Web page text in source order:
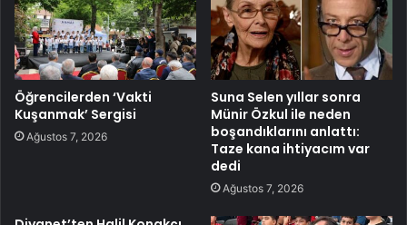
Öğrencilerden ‘Vakti
Kuşanmak’ Sergisi
Ağustos 7, 2026
Suna Selen yıllar sonra
Münir Özkul ile neden
boşandıklarını anlattı:
Taze kana ihtiyacım var
dedi
Ağustos 7, 2026